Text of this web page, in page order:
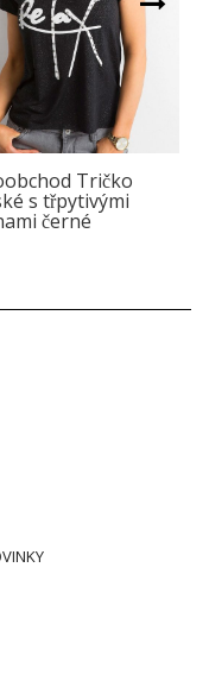
Tričko
s třpytivými
černé